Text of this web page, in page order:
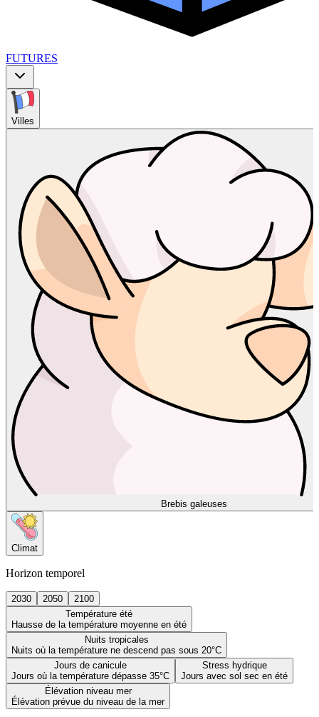
FUTURES
Villes
Brebis galeuses
Climat
Horizon temporel
2030 2050
2100
Température été
Hausse de la température moyenne en été
Nuits tropicales
Nuits où la température ne descend pas sous 20°C
Jours de canicule
Jours où la température dépasse 35°C
Stress hydrique
Jours avec sol sec en été
Élévation niveau mer
Élévation prévue du niveau de la mer